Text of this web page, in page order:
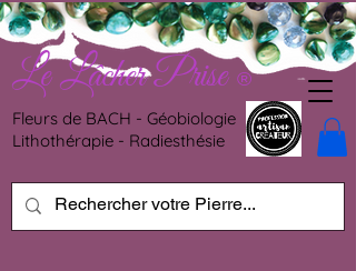
Le Lâcher Prise ®
Fleurs de BACH - Géobiologie
Lithothérapie - Radiesthésie